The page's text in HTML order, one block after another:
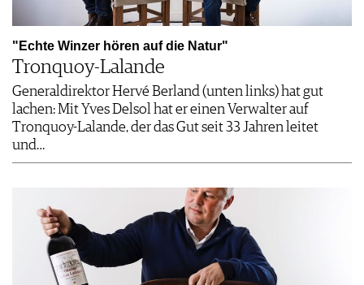
"Echte Winzer hören auf die Natur"
Tronquoy-Lalande
Generaldirektor Hervé Berland (unten links) hat gut
lachen: Mit Yves Delsol hat er einen Verwalter auf
Tronquoy-Lalande, der das Gut seit 33 Jahren leitet
und…